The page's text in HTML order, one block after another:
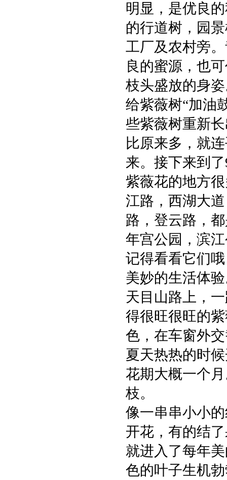
明显，是优良
的行道树，园
工厂及农村旁
良的蜜源，也
枝头盛放的身
给紫薇树“加油
些紫薇树重新
比原来多，就
来。接下来到
紫薇花的地方
江路，西湖大
路，登云路，
年宫公园，滨
记得看看它们
美妙的生活体
天目山路上，
得很旺很旺的
色，在车窗外
夏天热热的时
花期大概一个
枝。
像一串串小小
开花，有的结
就进入了每年
色的叶子生机